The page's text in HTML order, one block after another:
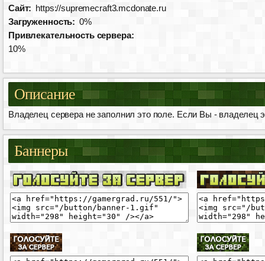
Сайт: https://supremecraft3.mcdonate.ru
Загруженность: 0%
Привлекательность сервера:
10%
Описание
Владелец сервера не заполнил это поле. Если Вы - владелец
Баннеры